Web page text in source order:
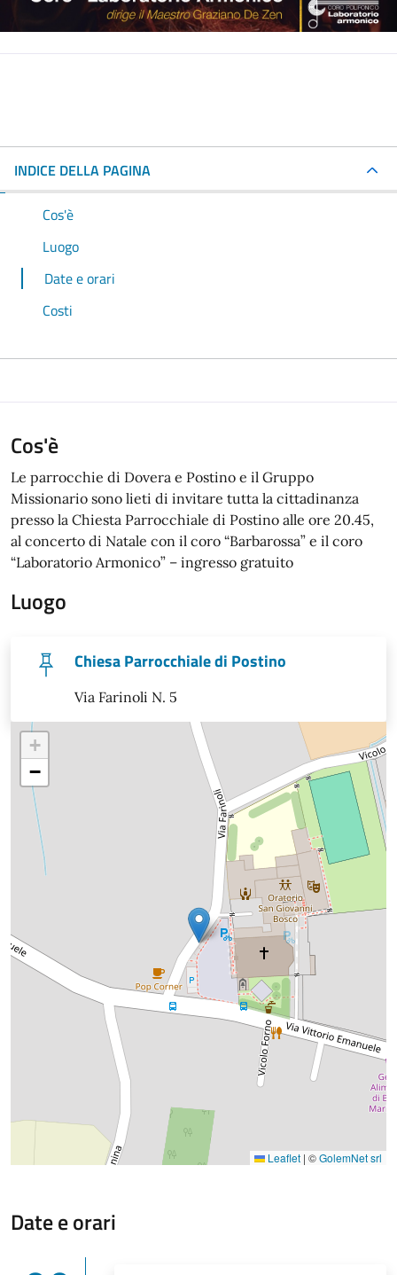
INDICE DELLA PAGINA
Cos'è
Luogo
Date e orari
Costi
Cos'è
Le parrocchie di Dovera e Postino e il Gruppo
Missionario sono lieti di invitare tutta la cittadinanza
presso la Chiesta Parrocchiale di Postino alle ore 20.45,
al concerto di Natale con il coro “Barbarossa” e il coro
“Laboratorio Armonico” – ingresso gratuito
Luogo
Chiesa Parrocchiale di Postino
Via Farinoli N. 5
+
−
Leaflet | ©GolemNet srl
Date e orari